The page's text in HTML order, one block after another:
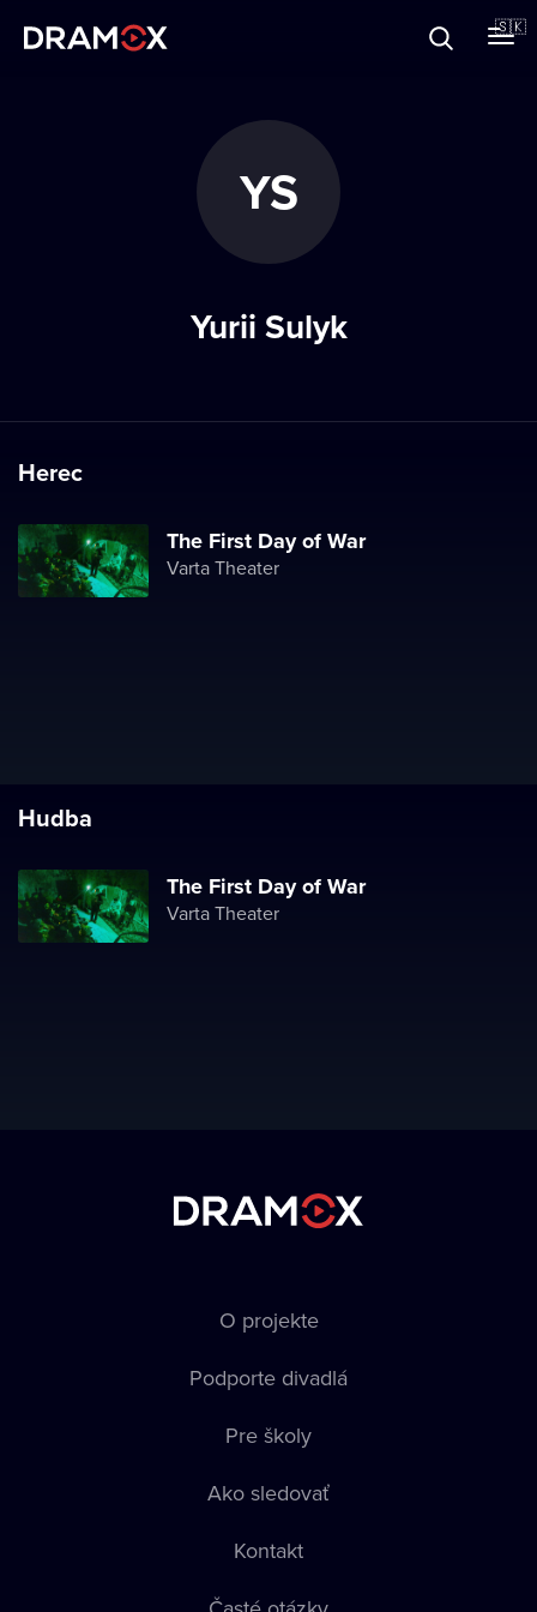
🇸🇰
YS
Yurii Sulyk
Herec
The First Day of War
Varta Theater
Hudba
The First Day of War
Varta Theater
O projekte
Podporte divadlá
Pre školy
Ako sledovať
Kontakt